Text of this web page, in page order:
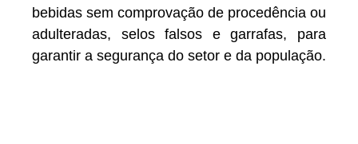
bebidas sem comprovação de procedência ou
adulteradas, selos falsos e garrafas, para
garantir a segurança do setor e da população.